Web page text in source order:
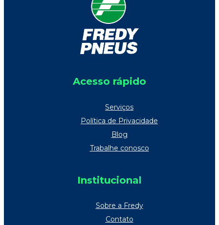
Acesso rápido
Serviços
Política de Privacidade
Blog
Trabalhe conosco
Institucional
Sobre a Fredy
Contato